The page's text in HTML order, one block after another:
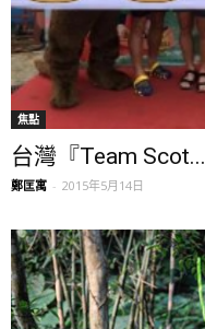
焦點
台灣『Team Scot...
鄭匡寓 - 2015年5月14日